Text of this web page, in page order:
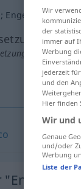
; Engerlinge >
anklicken/
Wir
der
immer auf
Werbung
jederzeit
und den
Hier finden
Wir und
Genaue
und/oder
Werbung
Liste der